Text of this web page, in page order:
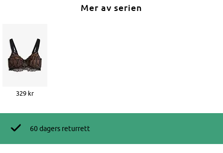
Mer av serien
329 kr
60 dagers returrett